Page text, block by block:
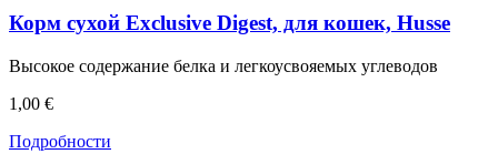
Корм сухой Exclusive Digest, для кошек, Husse
Высокое содержание белка и легкоусвояемых углеводов
1,00 €
Подробности